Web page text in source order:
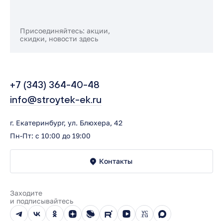
Присоединяйтесь: акции,
скидки, новости здесь
+7 (343) 364-40-48
info@stroytek-ek.ru
г. Екатеринбург, ул. Блюхера, 42
Пн-Пт: с 10:00 до 19:00
Контакты
Заходите
и подписывайтесь